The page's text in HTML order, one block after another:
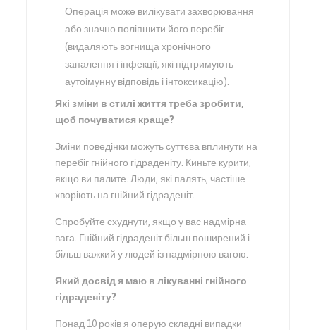
Операція може вилікувати захворювання
або значно поліпшити його перебіг
(видаляють вогнища хронічного
запалення і інфекції, які підтримують
аутоімунну відповідь і інтоксикацію).
Які зміни в стилі життя треба зробити,
щоб почуватися краще?
Зміни поведінки можуть суттєва вплинути на
перебіг гнійного гідраденіту. Киньте курити,
якщо ви палите. Люди, які палять, частіше
хворіють на гнійний гідраденіт.
Спробуйте схуднути, якщо у вас надмірна
вага. Гнійний гідраденіт більш поширений і
більш важкий у людей із надмірною вагою.
Який досвід я маю в лікуванні гнійного
гідраденіту?
Понад 10 років я оперую складні випадки